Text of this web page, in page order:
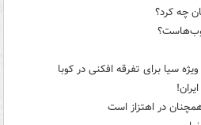
چه کرد؟
سیا برای تفرقه افکنی در کوبا
در اهتزاز است